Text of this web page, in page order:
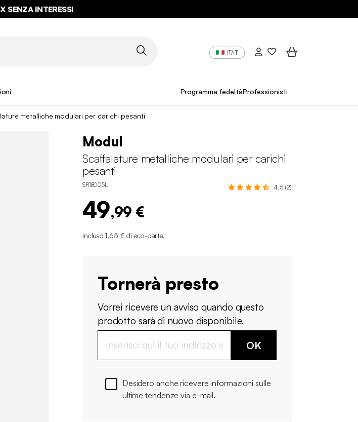
SENZA INTERESSI
IT/IT
Programma fedeltàProfessionisti
metalliche modulari per carichi pesanti
Modul
Scaffalature metalliche modulari per carichi
pesanti
SR18005L 4.5 (2)
49,99 €
incluso 1,65 € di eco-parte.
Tornerà presto
Vorrei ricevere un avviso quando questo
prodotto sarà di nuovo disponibile.
OK
Desidero anche ricevere informazioni sulle
ultime tendenze via e-mail.